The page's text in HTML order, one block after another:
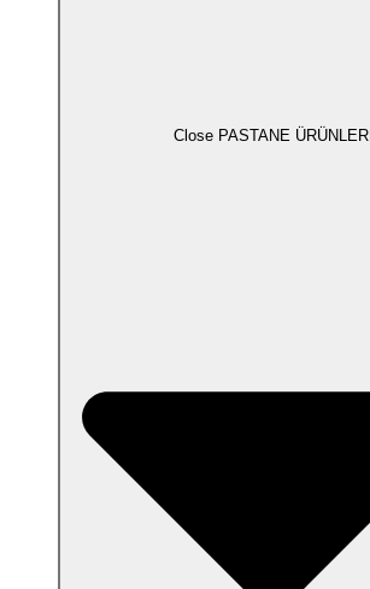
Close PASTANE ÜRÜNLERİ